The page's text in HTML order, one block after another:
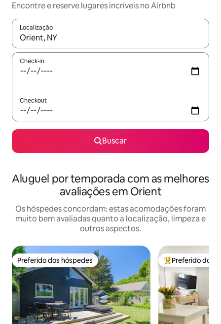
Encontre e reserve lugares incríveis no Airbnb
Localização
Quando os resultados estiverem disponíveis, explore-os
Check-in
Checkout
Buscar
Aluguel por temporada com as melhores
avaliações em Orient
Os hóspedes concordam: estas acomodações foram
muito bem avaliadas quanto a localização, limpeza e
outros aspectos.
Preferido dos hóspedes
Preferido dos hóspedes Entre os
Preferido dos